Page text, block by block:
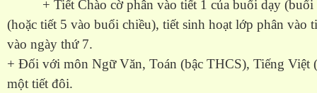
+ Tiết Chào cờ phân vào tiết 1 của buổi dạy (buổi
(hoặc tiết 5 vào buổi chiều), tiết sinh hoạt lớp phân vào
vào ngày thứ 7.
+ Đối với môn Ngữ Văn, Toán (bậc THCS), Tiếng Việt
một tiết đôi.